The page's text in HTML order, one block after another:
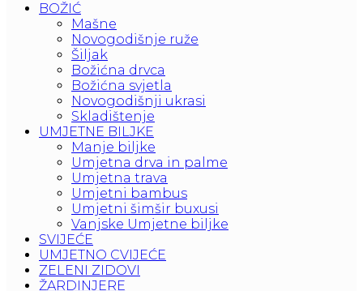
BOŽIĆ
Mašne
Novogodišnje ruže
Šiljak
Božićna drvca
Božićna svjetla
Novogodišnji ukrasi
Skladištenje
UMJETNE BILJKE
Manje biljke
Umjetna drva in palme
Umjetna trava
Umjetni bambus
Umjetni šimšir buxusi
Vanjske Umjetne biljke
SVIJEĆE
UMJETNO CVIJEĆE
ZELENI ZIDOVI
ŽARDINJERE